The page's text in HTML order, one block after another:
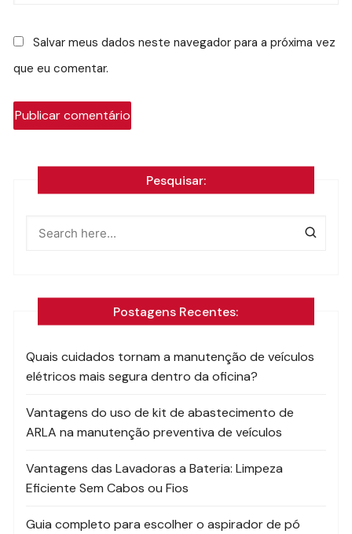
Salvar meus dados neste navegador para a próxima vez
que eu comentar.
Pesquisar:
Postagens Recentes:
Quais cuidados tornam a manutenção de veículos
elétricos mais segura dentro da oficina?
Vantagens do uso de kit de abastecimento de
ARLA na manutenção preventiva de veículos
Vantagens das Lavadoras a Bateria: Limpeza
Eficiente Sem Cabos ou Fios
Guia completo para escolher o aspirador de pó